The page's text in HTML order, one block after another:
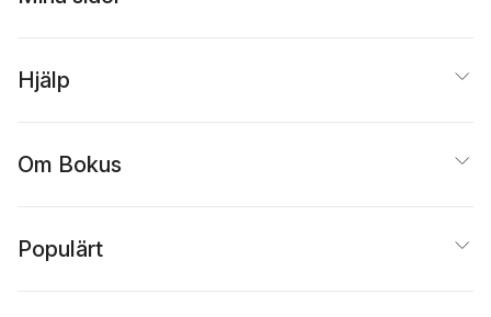
Hjälp
Om Bokus
Populärt